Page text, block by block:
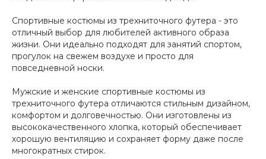
Спортивные костюмы из трехниточного футера - это
отличный выбор для любителей активного образа
жизни. Они идеально подходят для занятий спортом,
прогулок на свежем воздухе и просто для
повседневной носки.
Мужские и женские спортивные костюмы из
трехниточного футера отличаются стильным дизайном,
комфортом и долговечностью. Они изготовлены из
высококачественного хлопка, который обеспечивает
хорошую вентиляцию и сохраняет форму даже после
многократных стирок.